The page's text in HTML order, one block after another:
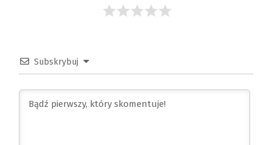
Subskrybuj